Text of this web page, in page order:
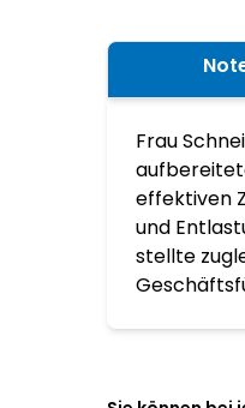
Frau
effektiven
und
stellte